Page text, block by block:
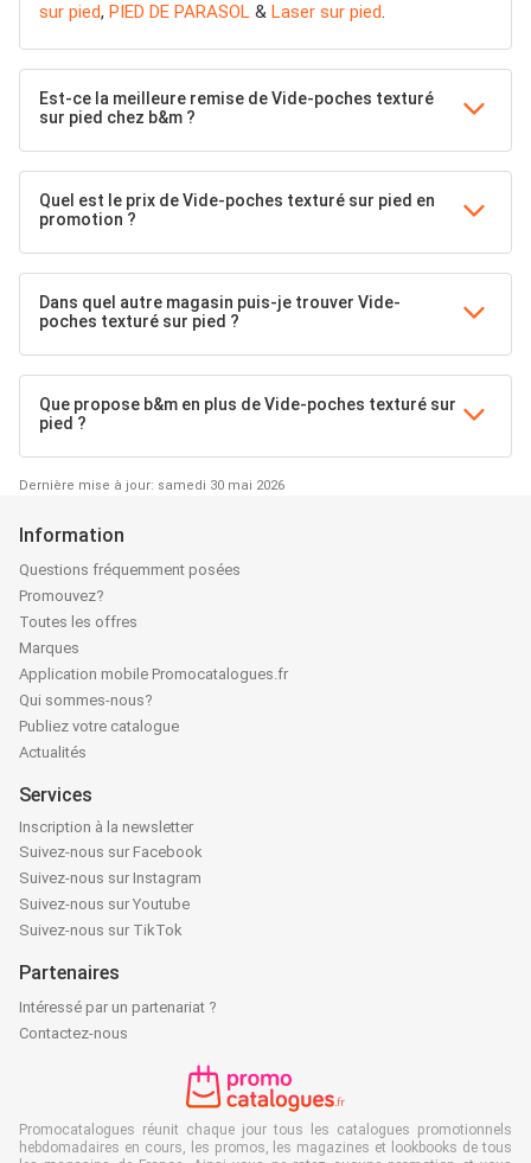
sur pied, PIED DE PARASOL & Laser sur pied.
Est-ce la meilleure remise de Vide-poches texturé
sur pied chez b&m ?
Quel est le prix de Vide-poches texturé sur pied en
promotion ?
Dans quel autre magasin puis-je trouver Vide-
poches texturé sur pied ?
Que propose b&m en plus de Vide-poches texturé sur
pied ?
Dernière mise à jour: samedi 30 mai 2026
Information
Questions fréquemment posées
Promouvez?
Toutes les offres
Marques
Application mobile Promocatalogues.fr
Qui sommes-nous?
Publiez votre catalogue
Actualités
Services
Inscription à la newsletter
Suivez-nous sur Facebook
Suivez-nous sur Instagram
Suivez-nous sur Youtube
Suivez-nous sur TikTok
Partenaires
Intéressé par un partenariat ?
Contactez-nous
Promocatalogues réunit chaque jour tous les catalogues promotionnels
hebdomadaires en cours, les promos, les magazines et lookbooks de tous